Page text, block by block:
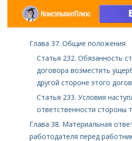
Глава 37. Общие положения
Статья 232. Обязанность
договора возместить
другой стороне этого
Статья 233. Условия
ответственности стороны
Глава 38. Материальная
работодателя перед